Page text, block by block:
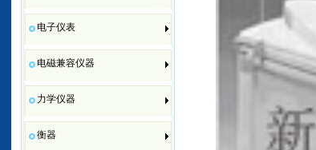
电子仪表
电磁兼容仪器
力学仪器
衡器